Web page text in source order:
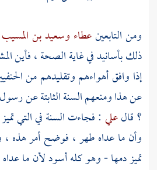
ومن التابعينعطاء وسعيد بن المسيب
ذلك بأسانيد في غاية الصحة ، فأين
إذا وافق أهواءهم وتقليدهم من
عن هذا ومنعهم السنة الثابتة عن
؟ قالعلي : فجاءت السنة في التي
وأن ما عداه طهر ، فوضح أمر هذه ،
تميز دمها - وهو كله أسود لأن ما